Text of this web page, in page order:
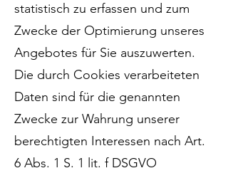
statistisch zu erfassen und zum
Zwecke der Optimierung unseres
Angebotes für Sie auszuwerten.
Die durch Cookies verarbeiteten
Daten sind für die genannten
Zwecke zur Wahrung unserer
berechtigten Interessen nach Art.
6 Abs. 1 S. 1 lit. f DSGVO